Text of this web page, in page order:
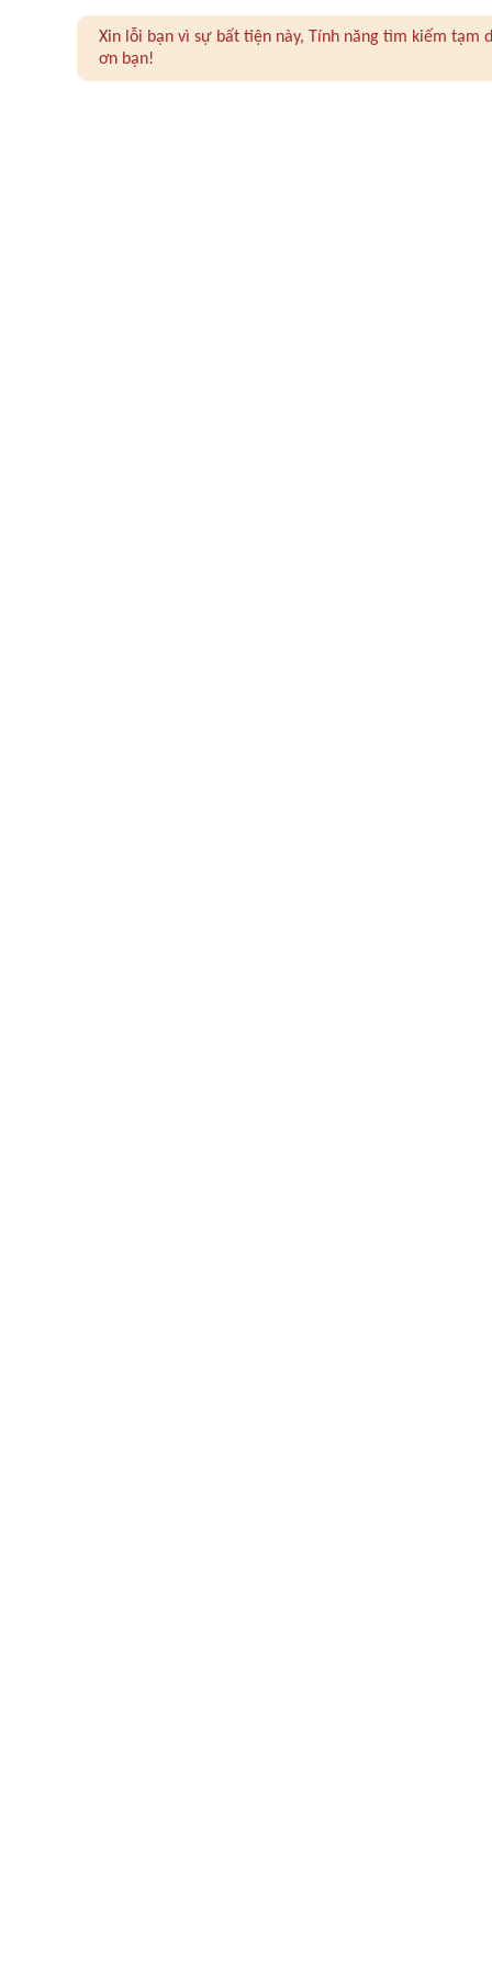
Xin lỗi bạn vì sự bất tiện này, Tính năng tìm kiếm
ơn bạn!